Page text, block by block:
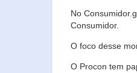
No
Consumidor.
O foco desse
O Procon tem